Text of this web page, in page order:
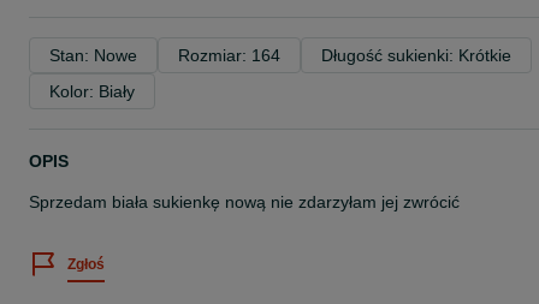
Stan: Nowe Rozmiar: 164
Długość sukienki: Krótkie
Kolor: Biały
OPIS
Sprzedam biała sukienkę nową nie zdarzyłam jej zwrócić
Zgłoś